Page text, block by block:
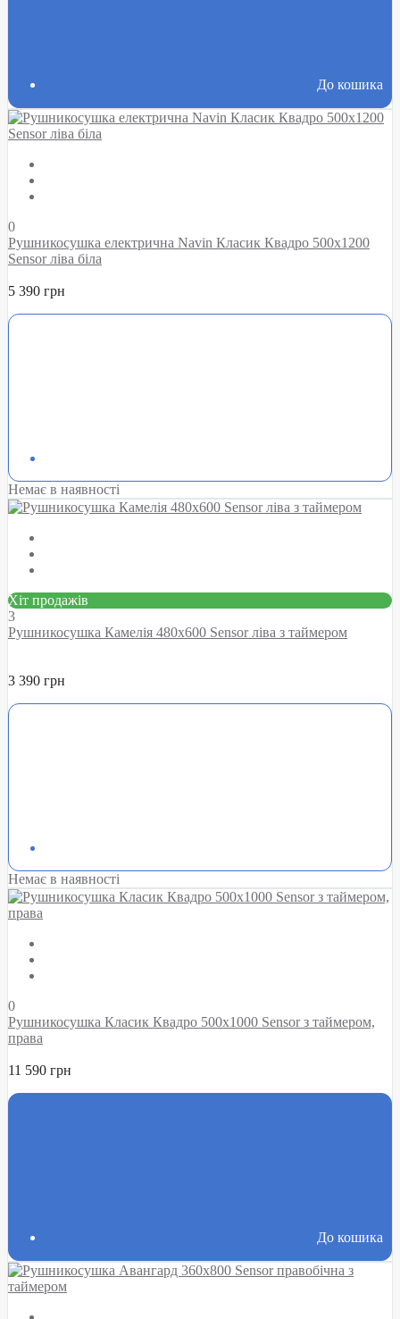
До кошика
0
Рушникосушка електрична Navin Класик Квадро 500х1200
Sensor ліва біла
5 390 грн
Немає в наявності
Хіт продажів
3
Рушникосушка Камелія 480х600 Sensor ліва з таймером
3 390 грн
Немає в наявності
0
Рушникосушка Класик Квадро 500х1000 Sensor з таймером,
права
11 590 грн
До кошика